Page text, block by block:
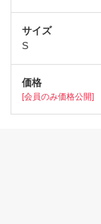
S
[会員のみ価格公開]